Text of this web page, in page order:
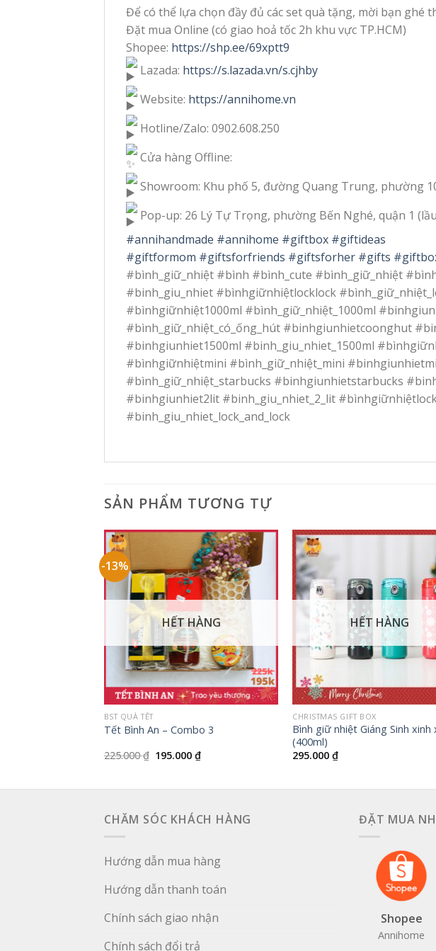
Để có thể lựa chọn đầy đủ các set quà tặng, mời bạn ghé
Đặt mua Online (có giao hoả tốc 2h khu vực TP.HCM)
Shopee: https://shp.ee/69xptt9
Lazada: https://s.lazada.vn/s.cjhby
Website: https://annihome.vn
Hotline/Zalo: 0902.608.250
Cửa hàng Offline:
Showroom: Khu phố 5, đường Quang Trung, phường
Pop-up: 26 Lý Tự Trọng, phường Bến Nghé, quận 1
#annihandmade #annihome #giftbox #giftideas
#giftformom #giftsforfriends #giftsforher #gifts
#bình_giữ_nhiệt #bình #bình_cute #bình_giữ_nhiệt
#binh_giu_nhiet #bìnhgiữnhiệtlocklock
#bìnhgiữnhiệt1000ml #bình_giữ_nhiệt_1000ml
#bình_giữ_nhiệt_có_ống_hút #binhgiunhietcoonghut
#binhgiunhiet1500ml #binh_giu_nhiet_1500ml
#bìnhgiữnhiệtmini #bình_giữ_nhiệt_mini
#bình_giữ_nhiệt_starbucks #binhgiunhietstarbucks
#binhgiunhiet2lit #binh_giu_nhiet_2_lit
#binh_giu_nhiet_lock_and_lock
SẢN PHẨM TƯƠNG TỰ
-13%
+
HẾT HÀNG
BST QUÀ TẾT
Tết Bình An – Combo 3
225.000₫ Giá
195.000₫Giá
+
HẾT HÀNG
CHRISTMAS GIFT BOX
Bình giữ nhiệt Giáng Sinh xinh
(400ml)
295.000₫
CHĂM SÓC KHÁCH HÀNG
Hướng dẫn mua hàng
Hướng dẫn thanh toán
Chính sách giao nhận
Chính sách đổi trả
ĐẶT MUA
Shopee
Annihome